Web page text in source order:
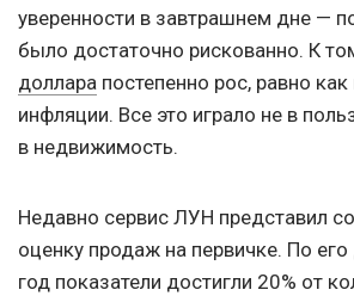
уверенности в завтрашнем дне —
было достаточно рискованно. К
доллара постепенно рос, равно как
инфляции. Все это играло не в
в недвижимость.
Недавно сервис ЛУН представил
оценку продаж на первичке. По
год показатели достигли 20% от